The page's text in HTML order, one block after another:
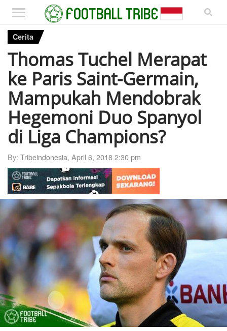
Cerita
Thomas Tuchel Merapat
ke Paris Saint-Germain,
Mampukah Mendobrak
Hegemoni Duo Spanyol
di Liga Champions?
By: Tribeindonesia, April 6, 2018 2:30 pm